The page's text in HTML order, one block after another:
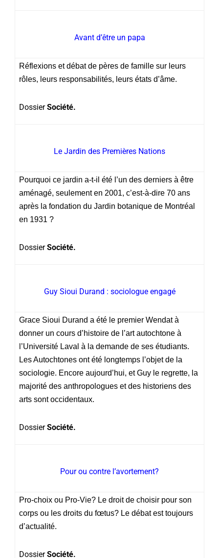
Avant d’être un papa
Réflexions et débat de pères de famille sur leurs
rôles, leurs responsabilités, leurs états d’âme.
DossierSociété.
Le Jardin des Premières Nations
Pourquoi ce jardin a-t-il été l’un des derniers à être
aménagé, seulement en 2001, c’est-à-dire 70 ans
après la fondation du Jardin botanique de Montréal
en 1931 ?
DossierSociété.
Guy Sioui Durand : sociologue engagé
Grace Sioui Durand a été le premier Wendat à
donner un cours d’histoire de l’art autochtone à
l’Université Laval à la demande de ses étudiants.
Les Autochtones ont été longtemps l’objet de la
sociologie. Encore aujourd’hui, et Guy le regrette, la
majorité des anthropologues et des historiens des
arts sont occidentaux.
DossierSociété.
Pour ou contre l’avortement?
Pro-choix ou Pro-Vie? Le droit de choisir pour son
corps ou les droits du fœtus? Le débat est toujours
d’actualité.
DossierSociété.